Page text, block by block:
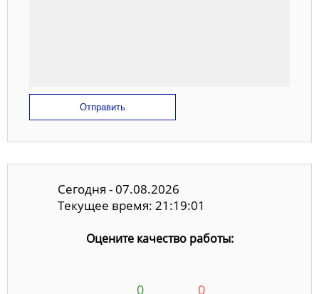
Отправить
Сегодня - 07.08.2026
Текущее время: 21:19:01
Оцените качество работы:
0 0